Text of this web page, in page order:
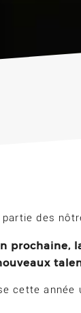
partie des
prochaine,
cette